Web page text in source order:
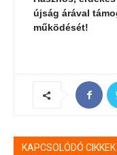
újság árával
működését!
KAPCSOLÓDÓ CIKKEK